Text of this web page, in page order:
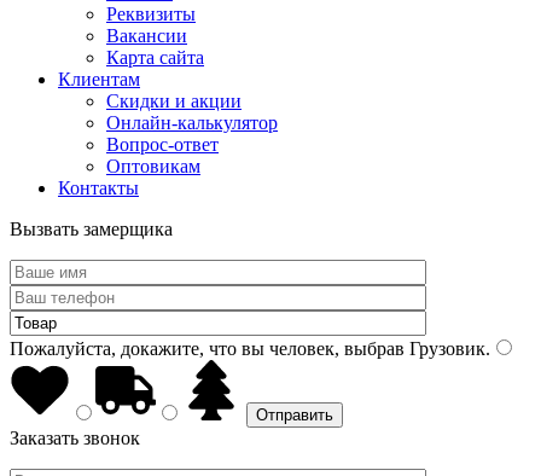
Реквизиты
Вакансии
Карта сайта
Клиентам
Скидки и акции
Онлайн-калькулятор
Вопрос-ответ
Оптовикам
Контакты
Вызвать замерщика
Пожалуйста, докажите, что вы человек, выбрав Грузовик.
Заказать звонок